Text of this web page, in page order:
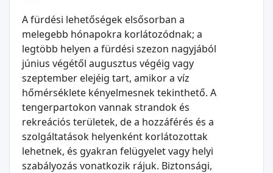
A fürdési lehetőségek elsősorban a
melegebb hónapokra korlátozódnak; a
legtöbb helyen a fürdési szezon nagyjából
június végétől augusztus végéig vagy
szeptember elejéig tart, amikor a víz
hőmérséklete kényelmesnek tekinthető. A
tengerpartokon vannak strandok és
rekreációs területek, de a hozzáférés és a
szolgáltatások helyenként korlátozottak
lehetnek, és gyakran felügyelet vagy helyi
szabályozás vonatkozik rájuk. Biztonsági,